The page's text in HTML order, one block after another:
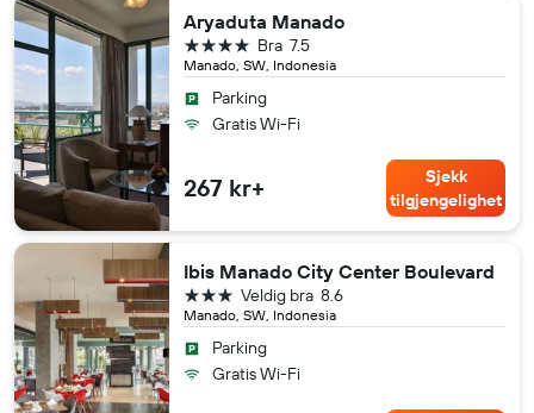
Aryaduta Manado
Manado, SW, Indonesia
7.5
Bra
4 stjerner
Parking
Gratis Wi-Fi
267 kr+
Sjekk
tilgjengelighet
Ibis Manado City Center Boulevard
Manado, SW, Indonesia
8.6
Veldig bra
3 stjerner
Parking
Gratis Wi-Fi